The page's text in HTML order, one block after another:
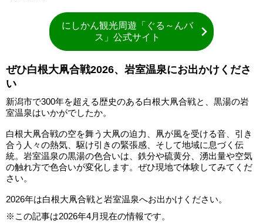
にしかん観光周遊「ぐる～んバ
ス」公式サイト
ぜひ白根大凧合戦2026、岩室温泉にお出かけくださ
い
新潟市で300年を超える歴史のある白根大凧合戦と、黒湯の岩
室温泉はいかがでしたか。
白根大凧合戦の空を舞う大凧の迫力、凧が風を受ける音、引き
合う人々の熱気、駆け引きの緊張感、そして地域に息づく伝
統。岩室温泉の黒湯の色合いは、鉄分や硫黄分、湧出量や空気
の触れ方で色合いが変化します。ぜひ現地で体験してみてくだ
さい。
2026年は白根大凧合戦と岩室温泉へお出かけください。
※この記事は2026年4月現在の情報です。